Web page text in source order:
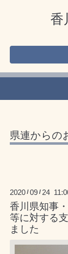
香
県連からの
2020 /09 / 24
香川県知事
等に対する
ました